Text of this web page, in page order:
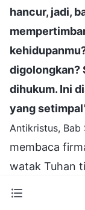
hancur, jadi,
digolongkan?
dihukum. Ini
yang setimpal
Antikristus, Bab
membaca
watak Tuhan
Aku tidak